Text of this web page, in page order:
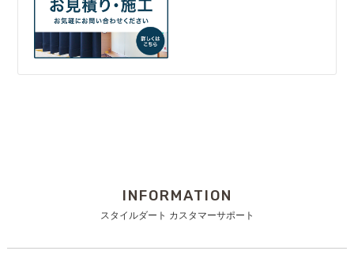
INFORMATION
スタイルダート カスタマーサポート